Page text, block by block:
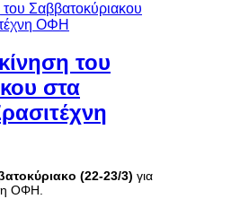
του
στα
(22-23/3) για
ΟΦΗ.